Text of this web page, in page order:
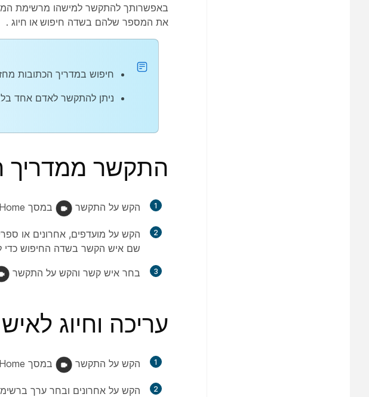
באפשרותך להתקשר למישהו מרשימת
את המספר שלהם בשדה חיפוש או חיוג .
חיפוש במדריך הכתובות מחזיר עד
ניתן להתקשר לאדם אחד
התקשר ממדריך
1 הקש על התקשר במסך Home של בקר המגע.
2
הקש על מועדפים, אחרונים או
שם איש הקשר בשדה החיפוש כדי
3 בחר איש קשר והקש על התקשר
עריכה וחיוג
1 הקש על התקשר במסך Home של בקר המגע.
2 הקש על אחרונים ובחר ערך